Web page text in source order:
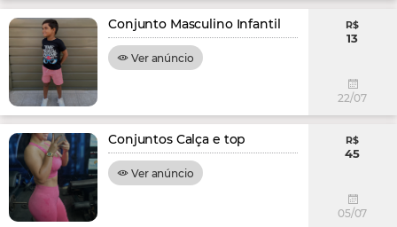
Conjunto Masculino Infantil
Ver anúncio
R$
13
22/07
Conjuntos Calça e top
Ver anúncio
R$
45
05/07